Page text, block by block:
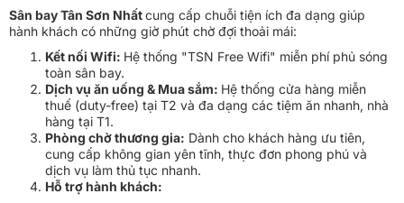
Sân bay Tân Sơn Nhấtcung cấp chuỗi tiện ích đa dạng giúp
hành khách có những giờ phút chờ đợi thoải mái:
Kết nối Wifi: Hệ thống "TSN Free Wifi" miễn phí phủ sóng
toàn sân bay.
Dịch vụ ăn uống & Mua sắm: Hệ thống cửa hàng miễn
thuế (duty-free) tại T2 và đa dạng các tiệm ăn nhanh, nhà
hàng tại T1.
Phòng chờ thương gia: Dành cho khách hàng ưu tiên,
cung cấp không gian yên tĩnh, thực đơn phong phú và
dịch vụ làm thủ tục nhanh.
Hỗ trợ hành khách: